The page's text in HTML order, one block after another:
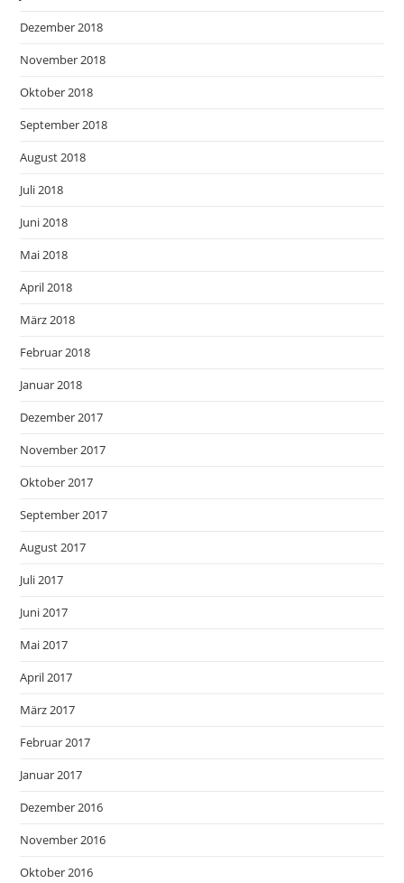
Dezember 2018
November 2018
Oktober 2018
September 2018
August 2018
Juli 2018
Juni 2018
Mai 2018
April 2018
März 2018
Februar 2018
Januar 2018
Dezember 2017
November 2017
Oktober 2017
September 2017
August 2017
Juli 2017
Juni 2017
Mai 2017
April 2017
März 2017
Februar 2017
Januar 2017
Dezember 2016
November 2016
Oktober 2016